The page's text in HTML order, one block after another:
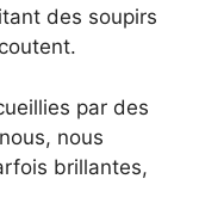
des soupirs
par des
nous
brillantes,